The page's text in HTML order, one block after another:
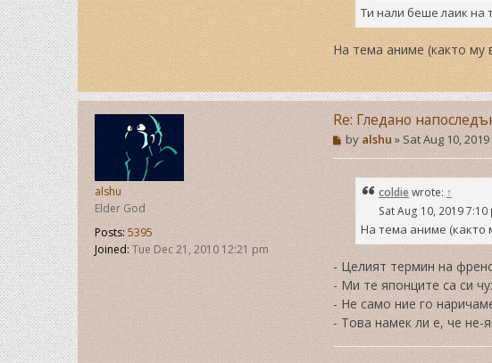
Ти нали беше лаик на
На тема аниме (както му
alshu
Elder God
Posts: 5395
Joined:Tue Dec 21, 2010 12:21 pm
Re: Гледано
P
o
s
t
byalshu»Sat Aug 10,
coldiewrote: ↑
Sat Aug 10, 2019 7:10
На тема аниме (както
- Целият термин на
- Ми те японците са си
- Не само ние го
- Това намек ли е, че не-